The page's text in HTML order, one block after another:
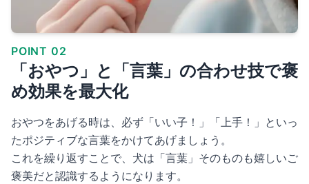
POINT 02
「おやつ」と「言葉」の合わせ技で褒
め効果を最大化
おやつをあげる時は、必ず「いい子！」「上手！」といっ
たポジティブな言葉をかけてあげましょう。
これを繰り返すことで、犬は「言葉」そのものも嬉しいご
褒美だと認識するようになります。